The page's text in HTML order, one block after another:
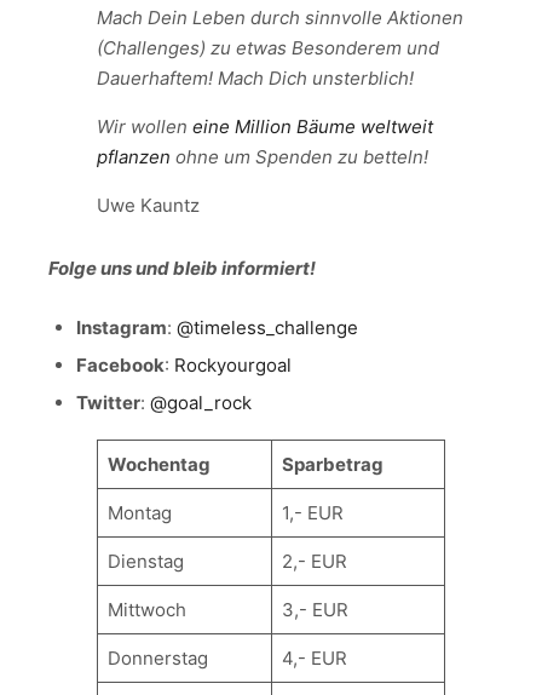
Mach Dein Leben durch sinnvolle Aktionen
(Challenges) zu etwas Besonderem und
Dauerhaftem! Mach Dich unsterblich!
Wir wollen eine Million Bäume weltweit
pflanzen ohne um Spenden zu betteln!
Uwe Kauntz
Folge uns und bleib informiert!
Instagram: @timeless_challenge
Facebook: Rockyourgoal
Twitter: @goal_rock
Wochentag Sparbetrag
Montag 1,- EUR
Dienstag 2,- EUR
Mittwoch 3,- EUR
Donnerstag 4,- EUR